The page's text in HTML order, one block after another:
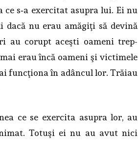
s‑a exercitat asupra lui. Ei nu
nu erau amăgiţi să devină
au corupt aceşti oameni trep­
erau încă oameni şi victimele
funcţiona în adâncul lor. Trăiau
ce se exercita asupra lor, au
Totuşi ei nu au avut nici